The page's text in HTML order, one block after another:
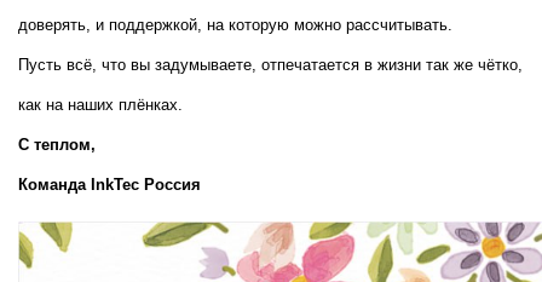
доверять, и поддержкой, на которую можно рассчитывать.
Пусть всё, что вы задумываете, отпечатается в жизни так же чётко,
как на наших плёнках.
С теплом,
Команда InkTec Россия